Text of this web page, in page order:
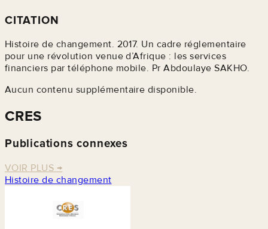
CITATION
Histoire de changement. 2017. Un cadre réglementaire
pour une révolution venue d’Afrique : les services
financiers par téléphone mobile. Pr Abdoulaye SAKHO.
Aucun contenu supplémentaire disponible.
CRES
Publications connexes
VOIR PLUS →
Histoire de changement